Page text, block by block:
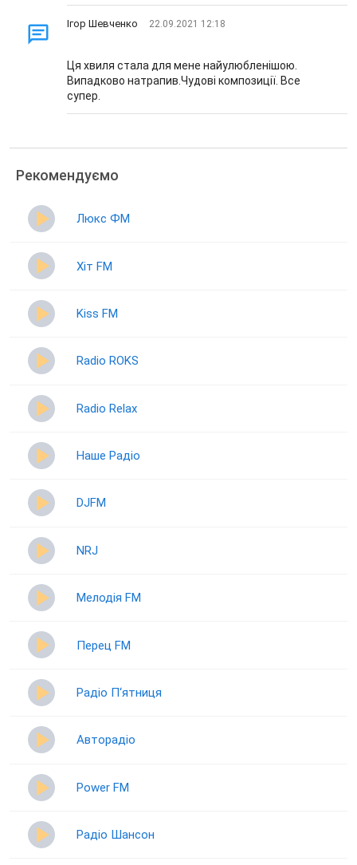
Ігор Шевченко 22.09.2021 12:18
Ця хвиля стала для мене найулюбленішою.
Випадково натрапив.Чудові композиції. Все
супер.
Рекомендуємо
Люкс ФМ
Хіт FM
Kiss FM
Radio ROKS
Radio Relax
Наше Радіо
DJFM
NRJ
Мелодія FM
Перец FM
Радіо П‘ятниця
Авторадіо
Power FM
Радіо Шансон